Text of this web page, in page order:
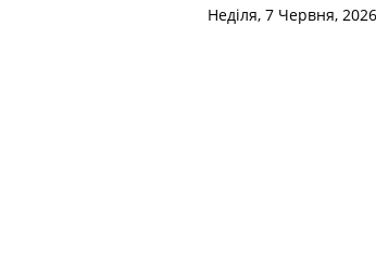
Неділя, 7 Червня, 2026